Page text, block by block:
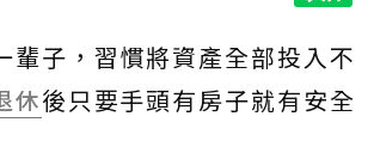
輩子，習慣將資產全部投入不
休後只要手頭有房子就有安全